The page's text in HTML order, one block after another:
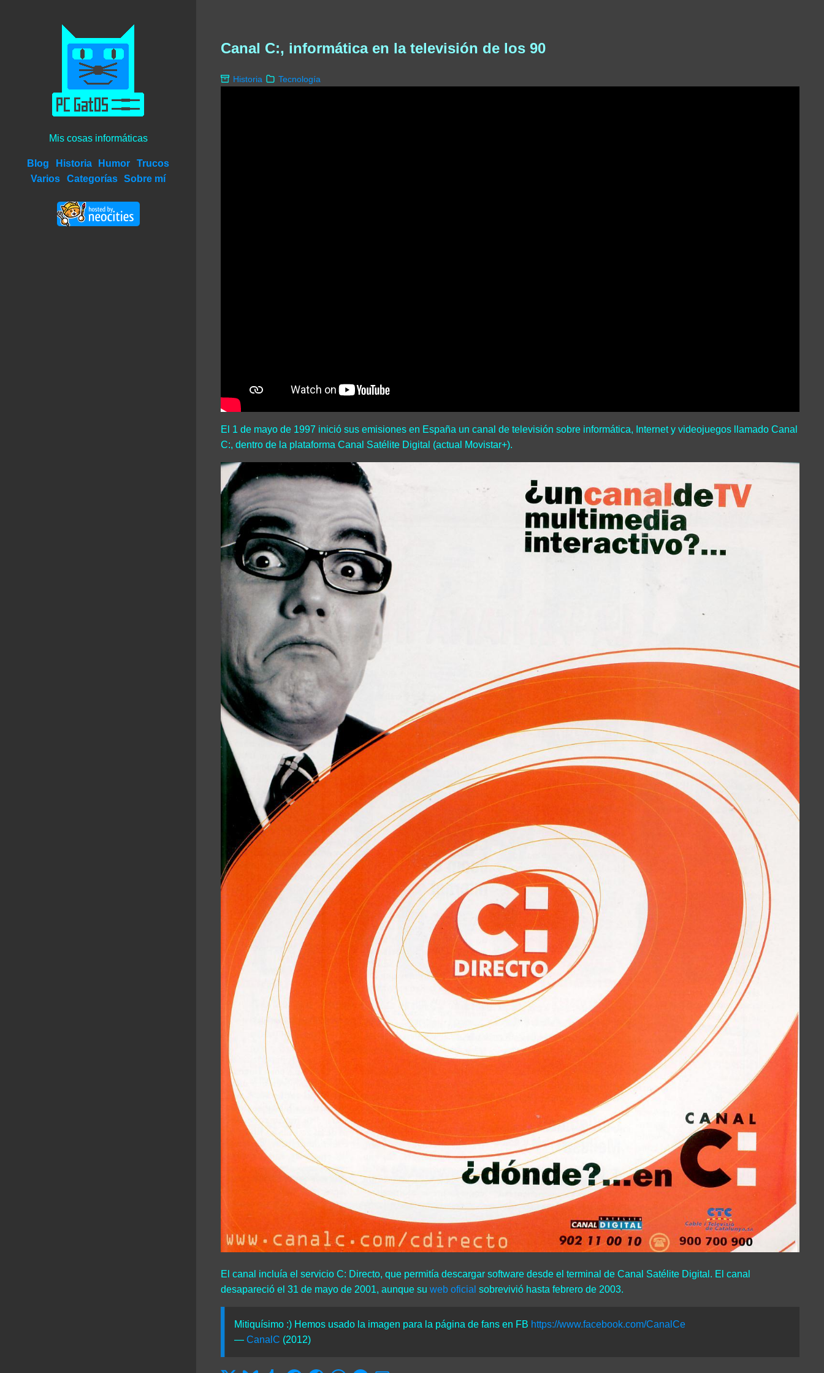
Mis cosas informáticas
Blog Historia Humor
Trucos
Varios
Categorías Sobre mí
Canal C:, informática en la televisión de los 90
Historia Tecnología
El 1 de mayo de 1997 inició sus emisiones en España un canal de televisión sobre informática, Internet y videojuegos llamado Canal
C:, dentro de la plataforma Canal Satélite Digital (actual Movistar+).
El canal incluía el servicio C: Directo, que permitía descargar software desde el terminal de Canal Satélite Digital. El canal
desapareció el 31 de mayo de 2001, aunque su web oficial sobrevivió hasta febrero de 2003.
Mitiquísimo :) Hemos usado la imagen para la página de fans en FB https://www.facebook.com/CanalCe
—CanalC (2012)